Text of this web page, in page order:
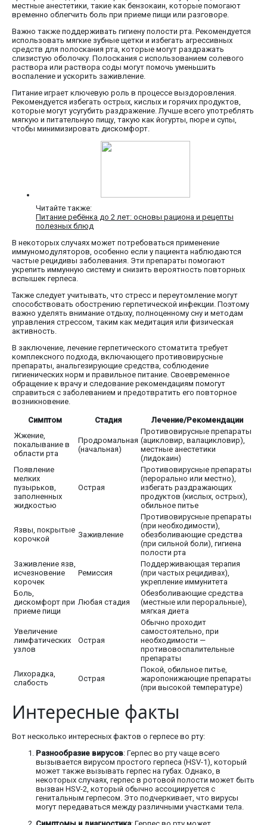
местные анестетики, такие как бензокаин, которые помогают
временно облегчить боль при приеме пищи или разговоре.
Важно также поддерживать гигиену полости рта. Рекомендуется
использовать мягкие зубные щетки и избегать агрессивных
средств для полоскания рта, которые могут раздражать
слизистую оболочку. Полоскания с использованием солевого
раствора или раствора соды могут помочь уменьшить
воспаление и ускорить заживление.
Питание играет ключевую роль в процессе выздоровления.
Рекомендуется избегать острых, кислых и горячих продуктов,
которые могут усугубить раздражение. Лучше всего употреблять
мягкую и питательную пищу, такую как йогурты, пюре и супы,
чтобы минимизировать дискомфорт.
Читайте также:
Питание ребёнка до 2 лет: основы рациона и рецепты
полезных блюд
В некоторых случаях может потребоваться применение
иммуномодуляторов, особенно если у пациента наблюдаются
частые рецидивы заболевания. Эти препараты помогают
укрепить иммунную систему и снизить вероятность повторных
вспышек герпеса.
Также следует учитывать, что стресс и переутомление могут
способствовать обострению герпетической инфекции. Поэтому
важно уделять внимание отдыху, полноценному сну и методам
управления стрессом, таким как медитация или физическая
активность.
В заключение, лечение герпетического стоматита требует
комплексного подхода, включающего противовирусные
препараты, анальгезирующие средства, соблюдение
гигиенических норм и правильное питание. Своевременное
обращение к врачу и следование рекомендациям помогут
справиться с заболеванием и предотвратить его повторное
возникновение.
Симптом Стадия
Лечение/Рекомендации
Жжение,
покалывание в
области рта
Продромальная
(начальная)
Противовирусные препараты
(ацикловир, валацикловир),
местные анестетики
(лидокаин)
Появление
мелких
пузырьков,
заполненных
жидкостью
Острая
Противовирусные препараты
(перорально или местно),
избегать раздражающих
продуктов (кислых, острых),
обильное питье
Язвы, покрытые
корочкой
Заживление
Противовирусные препараты
(при необходимости),
обезболивающие средства
(при сильной боли), гигиена
полости рта
Заживление язв,
исчезновение
корочек
Ремиссия
Поддерживающая терапия
(при частых рецидивах),
укрепление иммунитета
Боль,
дискомфорт при
приеме пищи
Любая стадия
Обезболивающие средства
(местные или пероральные),
мягкая диета
Увеличение
лимфатических
узлов
Острая
Обычно проходит
самостоятельно, при
необходимости —
противовоспалительные
препараты
Лихорадка,
слабость
Острая
Покой, обильное питье,
жаропонижающие препараты
(при высокой температуре)
Интересные факты
Вот несколько интересных фактов о герпесе во рту:
Разнообразие вирусов: Герпес во рту чаще всего
вызывается вирусом простого герпеса (HSV-1), который
может также вызывать герпес на губах. Однако, в
некоторых случаях, герпес в ротовой полости может быть
вызван HSV-2, который обычно ассоциируется с
генитальным герпесом. Это подчеркивает, что вирусы
могут передаваться между различными участками тела.